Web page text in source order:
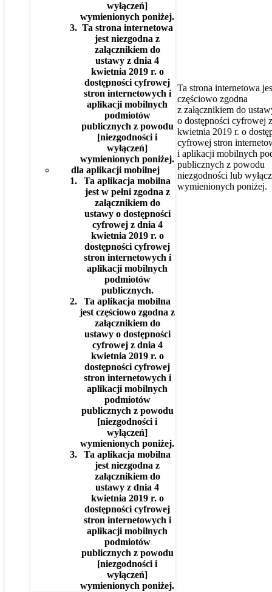
wyłączeń]
wymienionych poniżej.
Ta strona internetowa
jest niezgodna z
załącznikiem do
ustawy z dnia 4
kwietnia 2019 r. o
dostępności cyfrowej
stron internetowych i
aplikacji mobilnych
podmiotów
publicznych z powodu
[niezgodności i
wyłączeń]
wymienionych poniżej.
dla aplikacji mobilnej
Ta aplikacja mobilna
jest w pełni zgodna z
załącznikiem do
ustawy o dostępności
cyfrowej z dnia 4
kwietnia 2019 r. o
dostępności cyfrowej
stron internetowych i
aplikacji mobilnych
podmiotów
publicznych.
Ta aplikacja mobilna
jest częściowo zgodna z
załącznikiem do
ustawy o dostępności
cyfrowej z dnia 4
kwietnia 2019 r. o
dostępności cyfrowej
stron internetowych i
aplikacji mobilnych
podmiotów
publicznych z powodu
[niezgodności i
wyłączeń]
wymienionych poniżej.
Ta aplikacja mobilna
jest niezgodna z
załącznikiem do
ustawy z dnia 4
kwietnia 2019 r. o
dostępności cyfrowej
stron internetowych i
aplikacji mobilnych
podmiotów
publicznych z powodu
[niezgodności i
wyłączeń]
wymienionych poniżej.
Ta strona internetowa
częściowo zgodna
z załącznikiem do
o dostępności cyfrowej
kwietnia 2019 r. o
cyfrowej stron
i aplikacji mobilnych
publicznych z powodu
niezgodności lub
wymienionych poniżej.